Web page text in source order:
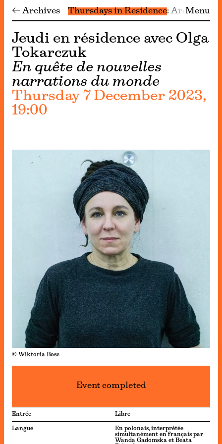
← Archives Thursdays in Residence Archive
Menu
Jeudi en résidence avec Olga
Tokarczuk
En quête de nouvelles
narrations du monde
Thursday 7 December 2023,
19:00
© Wiktoria Bosc
Event completed
Entrée Libre
Langue
En polonais, interprétée
simultanément en français par
Wanda Gadomska et Beata